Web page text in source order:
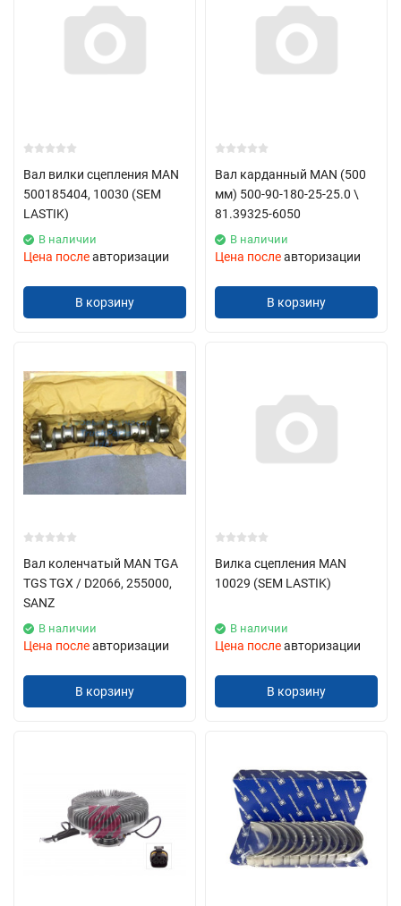
Вал вилки сцепления MAN
500185404, 10030 (SEM
LASTIK)
В наличии
Цена послеавторизации
В корзину
Вал карданный MAN (500
мм) 500-90-180-25-25.0 \
81.39325-6050
В наличии
Цена послеавторизации
В корзину
Вал коленчатый MAN TGA
TGS TGX / D2066, 255000,
SANZ
В наличии
Цена послеавторизации
В корзину
Вилка сцепления MAN
10029 (SEM LASTIK)
В наличии
Цена послеавторизации
В корзину